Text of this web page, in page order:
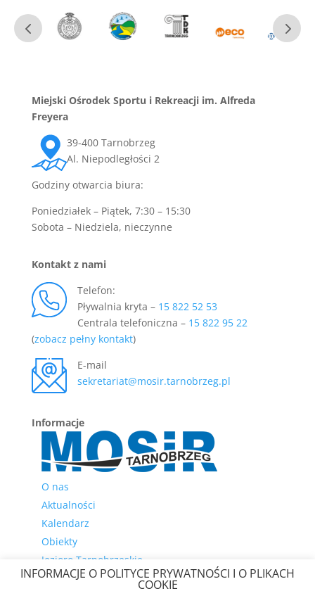
Miejski Ośrodek Sportu i Rekreacji im. Alfreda
Freyera
39-400 Tarnobrzeg
Al. Niepodległości 2
Godziny otwarcia biura:
Poniedziałek – Piątek, 7:30 – 15:30
Sobota – Niedziela, nieczynne
Kontakt z nami
Telefon:
Pływalnia kryta – 15 822 52 53
Centrala telefoniczna – 15 822 95 22
(zobacz pełny kontakt)
E-mail
sekretariat@mosir.tarnobrzeg.pl
Informacje
O nas
Aktualności
Kalendarz
Obiekty
Jezioro Tarnobrzeskie
Szkolny Związek Sportowy
INFORMACJE O POLITYCE PRYWATNOŚCI I O PLIKACH
COOKIE